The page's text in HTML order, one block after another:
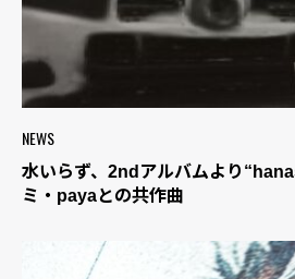
NEWS
水いらず、2ndアルバムより
ミ・payaとの共作曲